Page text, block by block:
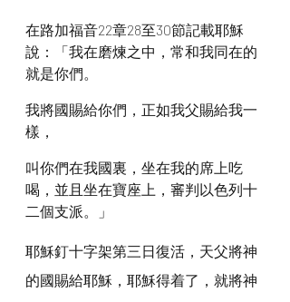
在路加福音22章28至30節記載耶穌
說：「我在磨煉之中，常和我同在的
就是你們。
我將國賜給你們，正如我父賜給我一
樣，
叫你們在我國裏，坐在我的席上吃
喝，並且坐在寶座上，審判以色列十
二個支派。」
耶穌釘十字架第三日復活，天父將神
的國賜給耶穌，耶穌得着了，就將神